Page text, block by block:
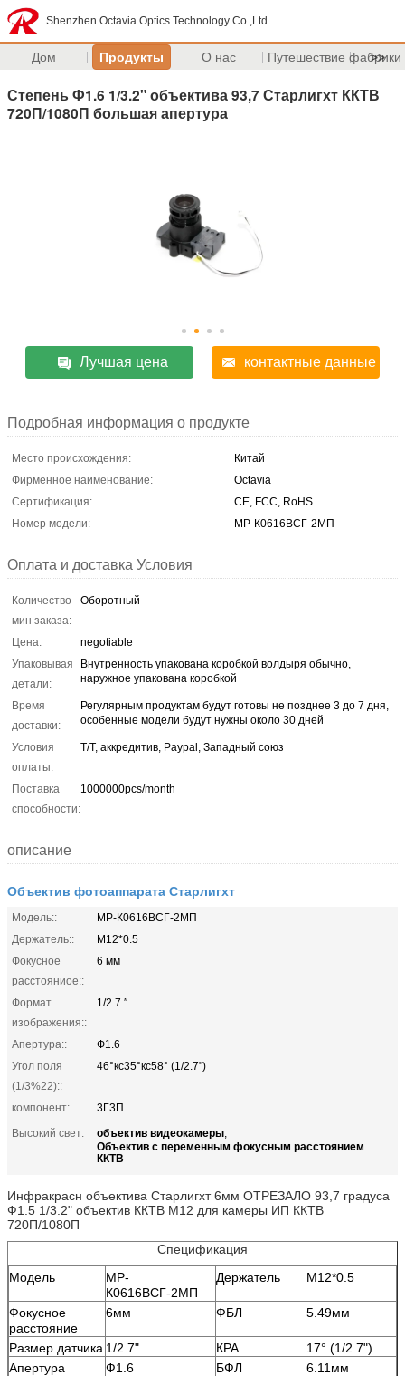
Shenzhen Octavia Optics Technology Co.,Ltd
Дом Продукты О нас Путешествие фабрики
>>
Степень Ф1.6 1/3.2" объектива 93,7 Старлигхт ККТВ
720П/1080П большая апертура
Лучшая цена контактные данные
Подробная информация о продукте
Место происхождения:
Китай
Фирменное наименование:
Octavia
Сертификация:
CE, FCC, RoHS
Номер модели:
МР-К0616ВСГ-2МП
Оплата и доставка Условия
Количество
мин заказа:
Оборотный
Цена:
negotiable
Упаковывая
детали:
Внутренность упакована коробкой волдыря обычно,
наружное упакована коробкой
Время
доставки:
Регулярным продуктам будут готовы не позднее 3 до 7 дня,
особенные модели будут нужны около 30 дней
Условия
оплаты:
T/T, аккредитив, Paypal, Западный союз
Поставка
способности:
1000000pcs/month
описание
Объектив фотоаппарата Старлигхт
Модель::
МР-К0616ВСГ-2МП
Держатель::
М12*0.5
Фокусное
расстояниое::
6 мм
Формат
изображения::
1/2.7 ″
Апертура::
Ф1.6
Угол поля
(1/3%22)::
46°кс35°кс58° (1/2.7")
компонент:
3Г3П
Высокий свет:
объектив видеокамеры,
Объектив с переменным фокусным расстоянием
ККТВ
Инфракрасн объектива Старлигхт 6мм ОТРЕЗАЛО 93,7 градуса
Ф1.5 1/3.2" объектив ККТВ М12 для камеры ИП ККТВ
720П/1080П
Спецификация
Модель
МР-
К0616ВСГ-2МП
Держатель М12*0.5
Фокусное
расстояние
6мм ФБЛ 5.49мм
Размер датчика 1/2.7" КРА
17° (1/2.7")
Апертура
Ф1.6 БФЛ
6.11мм